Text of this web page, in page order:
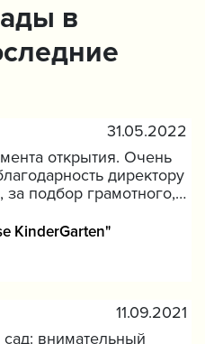
в
31.05.2022
открытия. Очень
директору
подбор грамотного,
сильная,
репетиторов и
потянет школьную
нашему
И очень
KinderGarten"
11.09.2021
внимательный